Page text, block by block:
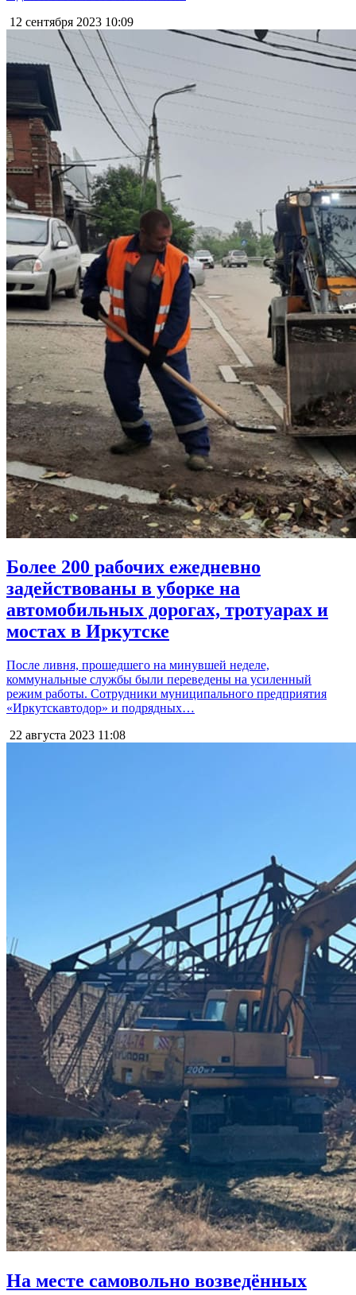
12 сентября 2023 10:09
Более 200 рабочих ежедневно
задействованы в уборке на
автомобильных дорогах, тротуарах и
мостах в Иркутске
После ливня, прошедшего на минувшей неделе,
коммунальные службы были переведены на усиленный
режим работы. Сотрудники муниципального предприятия
«Иркутскавтодор» и подрядных…
22 августа 2023 11:08
На месте самовольно возведённых